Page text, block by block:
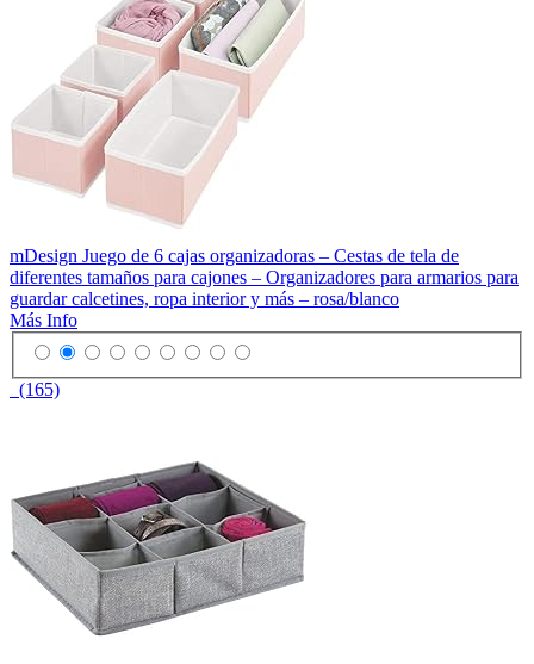
mDesign Juego de 6 cajas organizadoras – Cestas de tela de
diferentes tamaños para cajones – Organizadores para armarios para
guardar calcetines, ropa interior y más – rosa/blanco
Más Info
(165)